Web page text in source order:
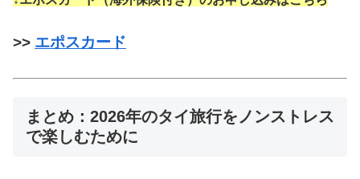
>> エポスカード
まとめ：2026年のタイ旅行をノンストレス
で楽しむために